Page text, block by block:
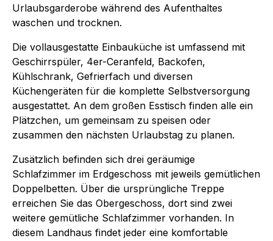
Urlaubsgarderobe während des Aufenthaltes
waschen und trocknen.
Die vollausgestatte Einbauküche ist umfassend mit
Geschirrspüler, 4er-Ceranfeld, Backofen,
Kühlschrank, Gefrierfach und diversen
Küchengeräten für die komplette Selbstversorgung
ausgestattet. An dem großen Esstisch finden alle ein
Plätzchen, um gemeinsam zu speisen oder
zusammen den nächsten Urlaubstag zu planen.
Zusätzlich befinden sich drei geräumige
Schlafzimmer im Erdgeschoss mit jeweils gemütlichen
Doppelbetten. Über die ursprüngliche Treppe
erreichen Sie das Obergeschoss, dort sind zwei
weitere gemütliche Schlafzimmer vorhanden. In
diesem Landhaus findet jeder eine komfortable